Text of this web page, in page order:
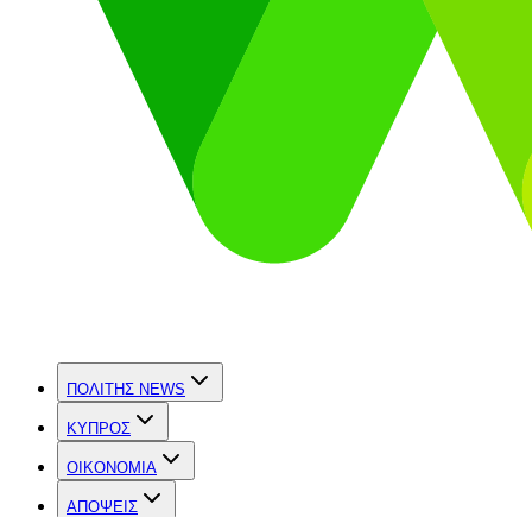
ΠΟΛΙΤΗΣ NEWS
ΚΥΠΡΟΣ
OIKONOMIA
ΑΠΟΨΕΙΣ